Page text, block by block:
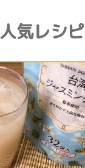
人気レシピ